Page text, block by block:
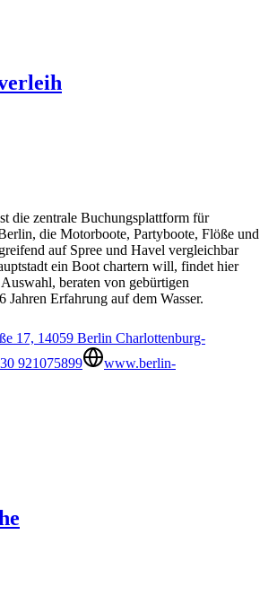
die zentrale Buchungsplattform für
die Motorboote, Partyboote, Flöße und
auf Spree und Havel vergleichbar
ein Boot chartern will, findet hier
beraten von gebürtigen
Erfahrung auf dem Wasser.
17, 14059 Berlin Charlottenburg-
921075899
www.berlin-